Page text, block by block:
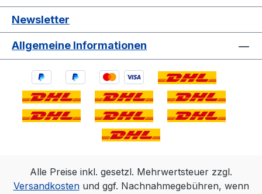
Newsletter
Allgemeine Informationen
Alle Preise inkl. gesetzl. Mehrwertsteuer zzgl.
Versandkostenund ggf. Nachnahmegebühren, wenn